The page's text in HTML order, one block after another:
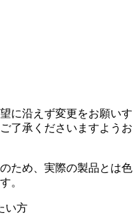
に沿えず変更をお願いす
了承くださいますようお
ため、実際の製品とは色
。
い方